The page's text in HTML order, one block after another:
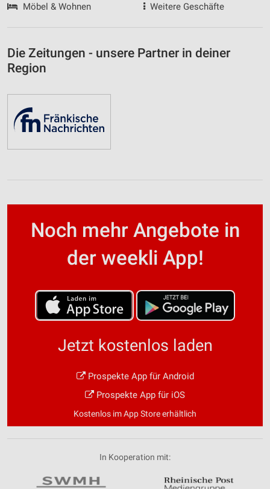
Möbel & Wohnen
Weitere Geschäfte
Die Zeitungen - unsere Partner in deiner
Region
Noch mehr Angebote in
der weekli App!
Jetzt kostenlos laden
Prospekte App für Android
Prospekte App für iOS
Kostenlos im App Store erhältlich
In Kooperation mit: